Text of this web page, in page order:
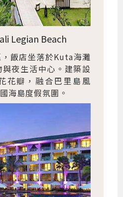
Legian Beach
飯店坐落於Kuta海灘
夜生活中心。建築設
花瓣，融合巴里島風
海島度假氛圍。